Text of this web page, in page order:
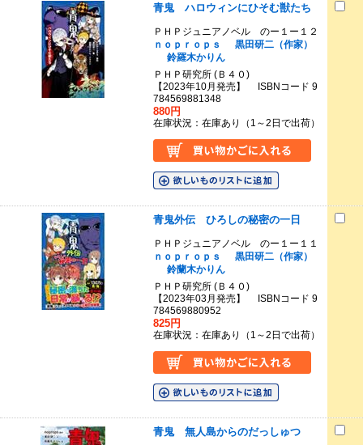
青鬼 ハロウィンにひそむ獣たち
ＰＨＰジュニアノベル のー１ー１２
ｎｏｐｒｏｐｓ
黒田研二（作家）
鈴羅木かりん
ＰＨＰ研究所 (Ｂ４０)
【2023年10月発売】 ISBNコード 9
784569881348
880円
在庫状況：在庫あり（1～2日で出荷）
青鬼外伝 ひろしの秘密の一日
ＰＨＰジュニアノベル のー１ー１１
ｎｏｐｒｏｐｓ
黒田研二（作家）
鈴蘭木かりん
ＰＨＰ研究所 (Ｂ４０)
【2023年03月発売】 ISBNコード 9
784569880952
825円
在庫状況：在庫あり（1～2日で出荷）
青鬼 無人島からのだっしゅつ